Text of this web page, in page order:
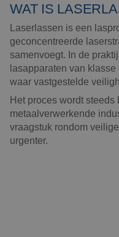
WAT IS
Laserlassen is een
geconcentreerde
samenvoegt. In de
lasapparaten van
waar vastgestelde
Het proces wordt steeds
metaalverwerkende
vraagstuk rondom
urgenter.